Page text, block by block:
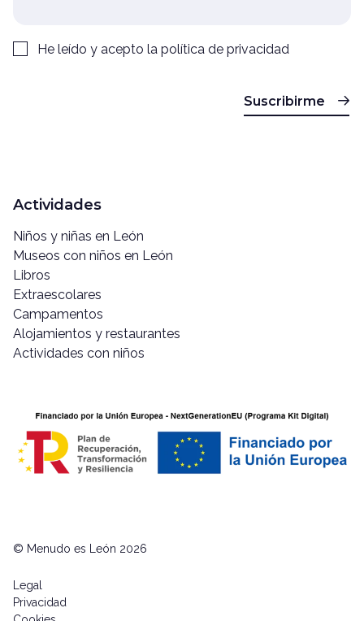
He leído y acepto la política de privacidad
Suscribirme
Actividades
Niños y niñas en León
Museos con niños en León
Libros
Extraescolares
Campamentos
Alojamientos y restaurantes
Actividades con niños
© Menudo es León 2026
Legal
Privacidad